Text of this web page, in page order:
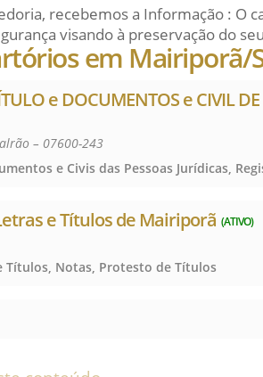
recebemos a Informação : O
visando à preservação do
em Mairiporã/
e DOCUMENTOS e CIVIL DE
– 07600-243
e Títulos de Mairiporã (ATIVO)
Notas, Protesto de Títulos